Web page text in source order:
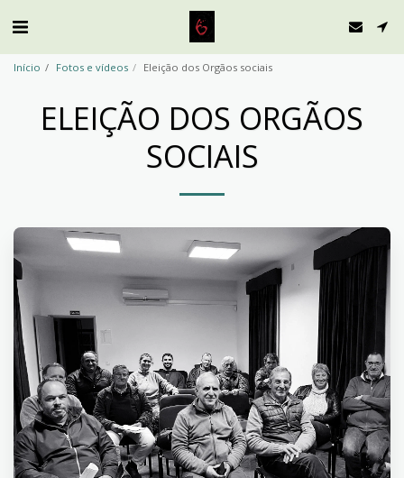
Início Fotos e vídeos Eleição dos Orgãos sociais
ELEIÇÃO DOS ORGÃOS
SOCIAIS